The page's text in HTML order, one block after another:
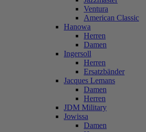
Ventura
American Classic
Hanowa
Herren
Damen
Ingersoll
Herren
Ersatzbänder
Jacques Lemans
Damen
Herren
JDM Military
Jowissa
Damen